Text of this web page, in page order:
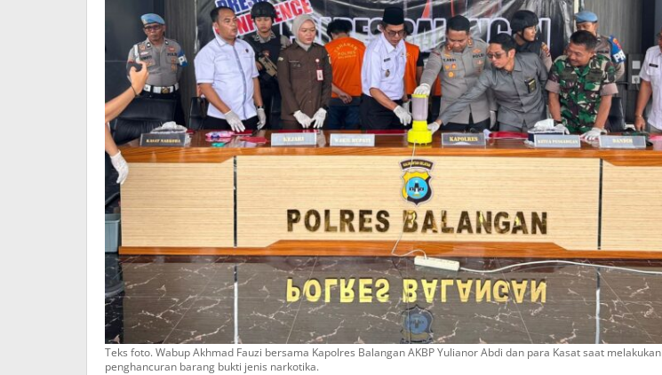
Teks foto. Wabup Akhmad Fauzi bersama Kapolres Balangan AKBP Yulianor Abdi dan para Kasat saat melakukan
penghancuran barang bukti jenis narkotika.